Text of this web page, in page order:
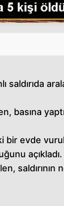
basına
bir evde
açıkladı.
saldırının